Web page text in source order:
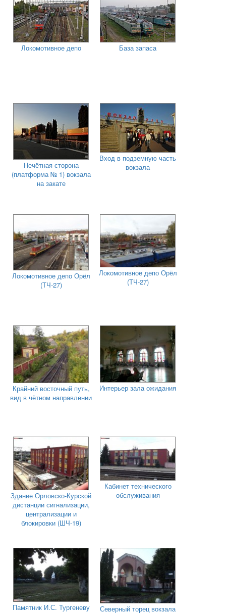
Локомотивное депо База запаса
Нечётная сторона
(платформа № 1) вокзала
на закате
Вход в подземную часть
вокзала
Локомотивное депо Орёл
(ТЧ-27)
Локомотивное депо Орёл
(ТЧ-27)
Крайний восточный путь,
вид в чётном направлении
Интерьер зала ожидания
Здание Орловско-Курской
дистанции сигнализации,
централизации и
блокировки (ШЧ-19)
Кабинет технического
обслуживания
Памятник И.С. Тургеневу Северный торец вокзала